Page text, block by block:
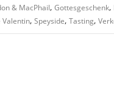
& MacPhail, Gottesgeschenk,
Valentin, Speyside, Tasting,